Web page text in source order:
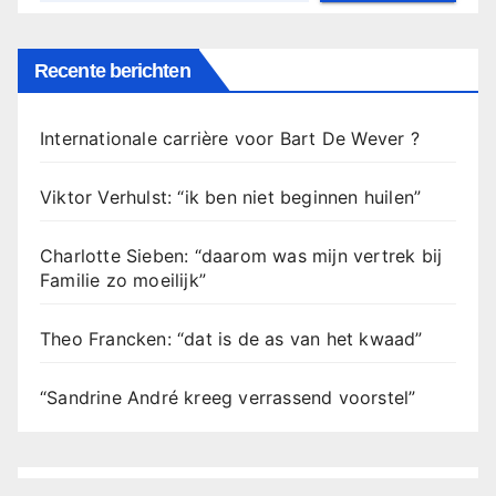
Recente berichten
Internationale carrière voor Bart De Wever ?
Viktor Verhulst: “ik ben niet beginnen huilen”
Charlotte Sieben: “daarom was mijn vertrek bij
Familie zo moeilijk”
Theo Francken: “dat is de as van het kwaad”
“Sandrine André kreeg verrassend voorstel”